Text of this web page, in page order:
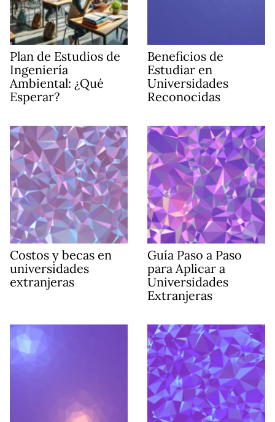
Plan de Estudios de
Ingeniería
Ambiental: ¿Qué
Esperar?
Beneficios de
Estudiar en
Universidades
Reconocidas
Costos y becas en
universidades
extranjeras
Guía Paso a Paso
para Aplicar a
Universidades
Extranjeras